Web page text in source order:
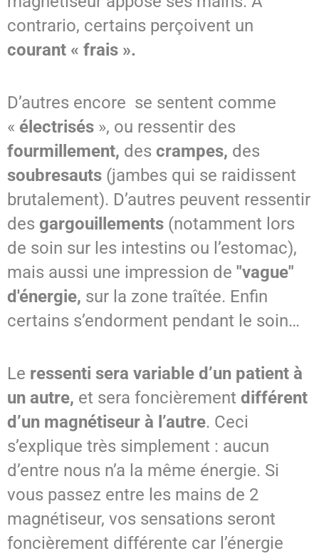
contrario, certains perçoivent un
courant « frais ».
D’autres encore se sentent comme
« électrisés », ou ressentir des
fourmillement, des crampes, des
soubresauts (jambes qui se raidissent
brutalement). D’autres peuvent ressentir
des gargouillements (notamment lors
de soin sur les intestins ou l’estomac),
mais aussi une impression de "vague"
d'énergie, sur la zone traîtée. Enfin
certains s’endorment pendant le soin…
Le ressenti sera variable d’un patient à
un autre, et sera foncièrement différent
d’un magnétiseur à l’autre. Ceci
s’explique très simplement : aucun
d’entre nous n’a la même énergie. Si
vous passez entre les mains de 2
magnétiseur, vos sensations seront
foncièrement différente car l’énergie